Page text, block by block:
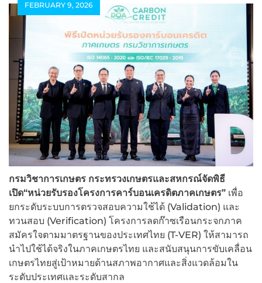
FEBRUARY 9, 2026
กรมวิชาการเกษตร กระทรวงเกษตรและสหกรณ์จัดพิธี
เปิด“หน่วยรับรองโครงการคาร์บอนเครดิตภาคเกษตร” เพื่อ
ยกระดับระบบการตรวจสอบความใช้ได้ (Validation) และ
ทวนสอบ (Verification) โครงการลดก๊าซเรือนกระจกภาค
สมัครใจตามมาตรฐานของประเทศไทย (T-VER) ให้สามารถ
นำไปใช้ได้จริงในภาคเกษตรไทย และสนับสนุนการขับเคลื่อน
เกษตรไทยสู่เป้าหมายด้านสภาพอากาศและสิ่งแวดล้อมใน
ระดับประเทศและระดับสากล